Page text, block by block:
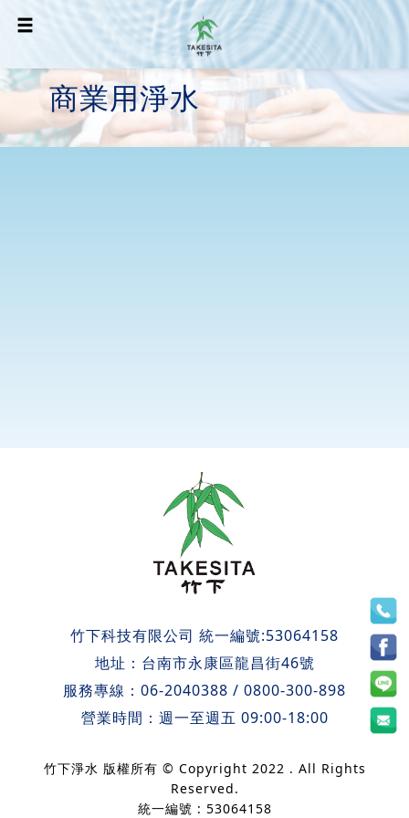
商業用淨水
竹下科技有限公司 統一編號:53064158
地址： 台南市永康區龍昌街46號
服務專線： 06-2040388 / 0800-300-898
營業時間：週一至週五 09:00-18:00
竹下淨水 版權所有 © Copyright 2022 . All Rights
Reserved.
統一編號 : 53064158